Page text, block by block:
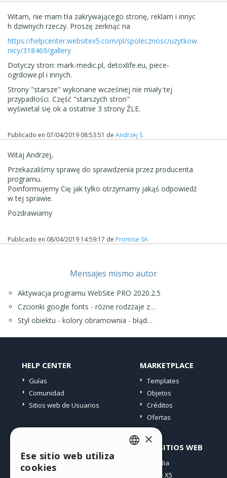
Witam, nie mam tła zakrywającego stronę, reklam i innyc
h dziwnych rzeczy. Proszę zerknąc na
https://helpcenter.websitex5.com/pl/spolecznosc/uzytkow
nicy/318469/gallery
Dotyczy stron: mark-medic.pl, detoxlife.eu, piece-
ogrdowe.pl i innych.
Strony "starsze" wykonane wcześniej nie miały tej
przypadłości. Część "starszych stron"
wyświetal się ok a ostatnie 3 strony ŹLE.
Publicado en 07/04/2019 08:53:51 de Andrzej S.
Witaj Andrzej,
Przekazaliśmy sprawę do sprawdzenia przez producenta
programu.
Poinformujemy Cię jak tylko otrzymamy jakąś odpowiedź
w tej sprawie.
Pozdrawiamy
Publicado en 08/04/2019 14:59:17 de Promise SA
Mensajes mismo autor
Aktywacja programu WebSite PRO 2020.2.5
Czcionki google fonts - różne rodzzaje z…
Styl obiektu - kolory obramownia - błąd…
HELP CENTER
Guías
Comunidad
Sitios web de Usuarios
MARKETPLACE
Templates
Objetos
Créditos
Ofertas
Mis post
OTROS SITIOS WEB
Incomedia
WebSite X5
×
Ese sitio web utiliza
cookies